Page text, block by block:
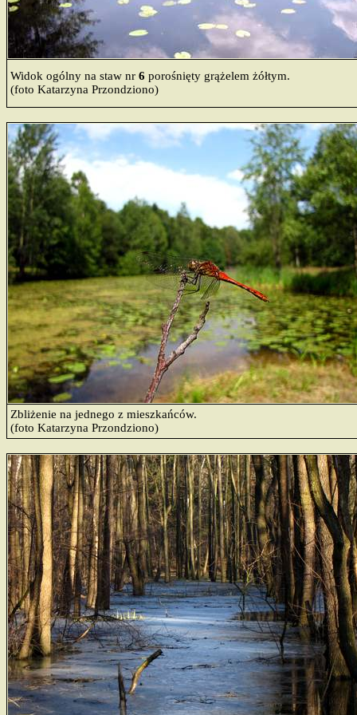
Widok ogólny na staw nr 6 porośnięty grążelem żółtym.
(foto Katarzyna Przondziono)
Zbliżenie na jednego z mieszkańców.
(foto Katarzyna Przondziono)